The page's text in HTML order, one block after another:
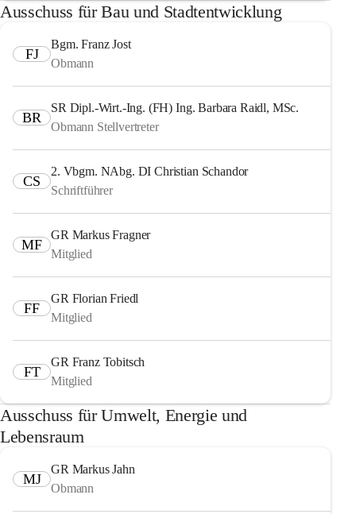
Ausschuss für Bau und Stadtentwicklung
FJ
Bgm. Franz Jost
Obmann
BR
SR Dipl.-Wirt.-Ing. (FH) Ing. Barbara Raidl, MSc.
Obmann Stellvertreter
CS
2. Vbgm. NAbg. DI Christian Schandor
Schriftführer
MF
GR Markus Fragner
Mitglied
FF
GR Florian Friedl
Mitglied
FT
GR Franz Tobitsch
Mitglied
Ausschuss für Umwelt, Energie und
Lebensraum
MJ
GR Markus Jahn
Obmann